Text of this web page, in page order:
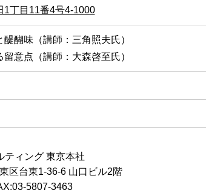
1丁目11番4号4-1000
醐味（講師：三角照夫氏）
意点（講師：大森啓至氏）
ティング 東京本社
区台東1-36-6 山口ビル2階
5807-3463